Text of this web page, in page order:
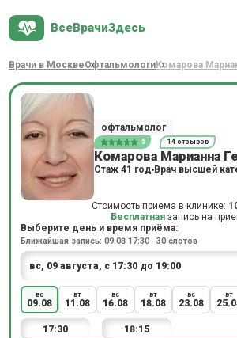
ВсеВрачиЗдесь
Врачи в МосквеОфтальмологи Комарова
офтальмолог
5 14 отзывов
Комарова Марианна
Стаж 41 год Врач высшей
Стоимость приема в клинике:
Бесплатная запись на
Выберите день и время приёма:
Ближайшая запись: 09.08 17:30 · 30 слотов
вс
09.08
вт
11.08
вс
16.08
вт
18.08
вс
23.08
вт
17:30 18:15